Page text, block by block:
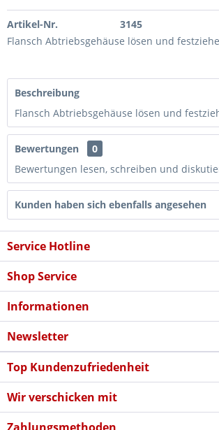
Artikel-Nr.
3145
Flansch Abtriebsgehäuse lösen und
Beschreibung
Flansch Abtriebsgehäuse lösen und
Bewertungen
0
Bewertungen lesen, schreiben und
Kunden haben sich ebenfalls angesehen
Service Hotline
Shop Service
Informationen
Newsletter
Top Kundenzufriedenheit
Wir verschicken mit